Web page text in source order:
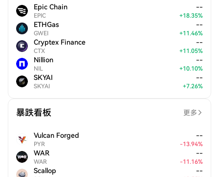
Epic Chain
EPIC
--
+18.35%
ETHGas
GWEI
--
+11.46%
Cryptex Finance
CTX
--
+11.05%
Nillion
NIL
--
+10.10%
SKYAI
SKYAI
--
+7.26%
暴跌看板 更多
Vulcan Forged
PYR
--
-13.94%
WAR
WAR
--
-11.16%
Scallop --